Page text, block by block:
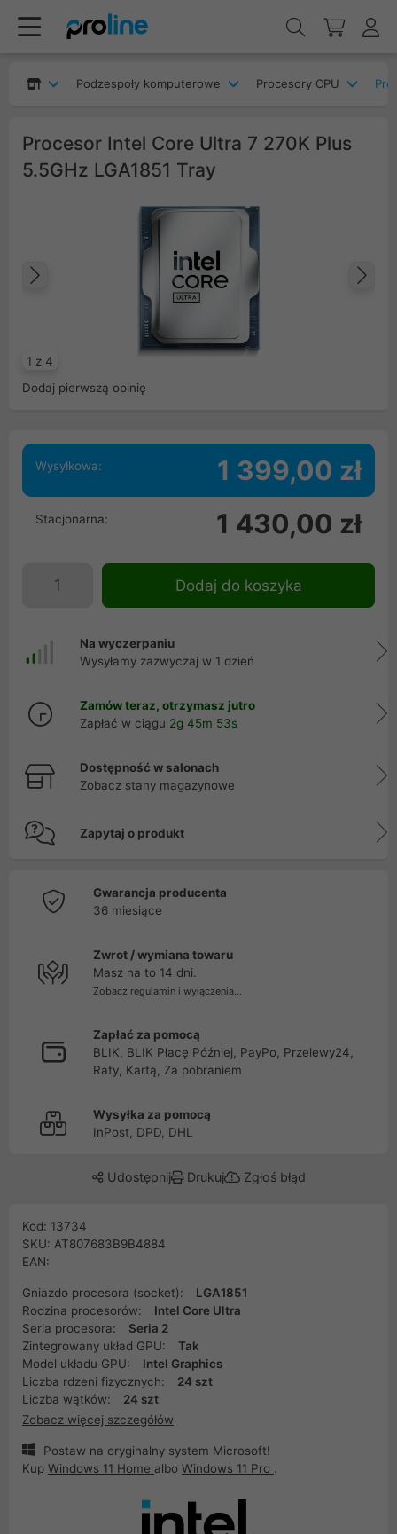
Podzespoły komputerowe Procesory CPU
Procesor Intel Core Ultra 7 270K Plus
5.5GHz LGA1851 Tray
1 z 4
Poprzedni
Dodaj pierwszą opinię
Wysyłkowa: 1 399,00 zł
Stacjonarna: 1 430,00 zł
Dodaj do koszyka
Na wyczerpaniu
Wysyłamy zazwyczaj w 1 dzień
Zamów teraz, otrzymasz jutro
Zapłać w ciągu 2g 45m 52s
Dostępność w salonach
Zobacz stany magazynowe
Zapytaj o produkt
Gwarancja producenta
36 miesiące
Zwrot / wymiana towaru
Masz na to 14 dni.
Zobacz regulamin i wyłączenia...
Zapłać za pomocą
BLIK, BLIK Płacę Później, PayPo, Przelewy24,
Raty, Kartą, Za pobraniem
Wysyłka za pomocą
InPost, DPD, DHL
Udostępnij Drukuj Zgłoś błąd
Kod: 13734
SKU: AT807683B9B4884
EAN:
Gniazdo procesora (socket):
LGA1851
Rodzina procesorów:
Intel Core Ultra
Seria procesora:
Seria 2
Zintegrowany układ GPU:
Tak
Model układu GPU:
Intel Graphics
Liczba rdzeni fizycznych:
24 szt
Liczba wątków:
24 szt
Zobacz więcej szczegółów
Postaw na oryginalny system Microsoft!
Kup Windows 11 Home albo Windows 11 Pro .